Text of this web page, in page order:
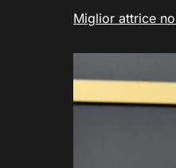
Miglior attrice